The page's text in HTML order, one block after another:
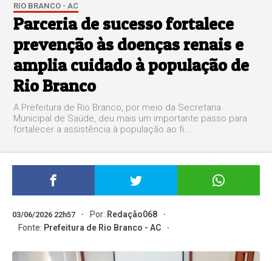
RIO BRANCO - AC
Parceria de sucesso fortalece
prevenção às doenças renais e
amplia cuidado à população de
Rio Branco
A Prefeitura de Rio Branco, por meio da Secretaria
Municipal de Saúde, deu mais um importante passo para
fortalecer a assistência à população ao fi...
03/06/2026 22h57 Por: Redação068
Fonte: Prefeitura de Rio Branco - AC